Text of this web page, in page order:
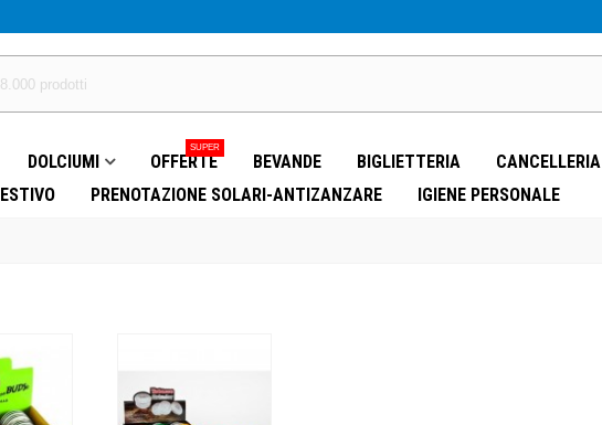
DOLCIUMI OFFERTE
SUPER
BEVANDE BIGLIETTERIA CANCELLERIA
ESTIVO PRENOTAZIONE SOLARI-ANTIZANZARE IGIENE PERSONALE